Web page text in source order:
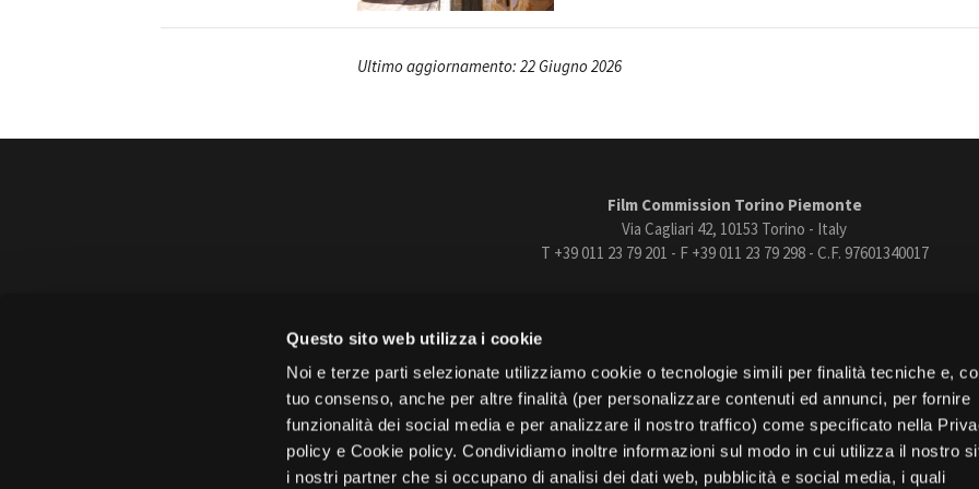
Questo sito web utilizza i cookie
Noi e terze parti selezionate utilizziamo cookie o tecnologie simili per finalità tecniche e,
tuo consenso, anche per altre finalità (per personalizzare contenuti ed annunci, per fornire
funzionalità dei social media e per analizzare il nostro traffico) come specificato nella
policy e Cookie policy. Condividiamo inoltre informazioni sul modo in cui utilizza il nostro
i nostri partner che si occupano di analisi dei dati web, pubblicità e social media, i quali
Ultimo aggiornamento: 22 Giugno 2026
Film Commission Torino Piemonte
Via Cagliari 42, 10153 Torino - Italy
T +39 011 23 79 201 - F +39 011 23 79 298 - C.F. 97601340017
FacebookInstagramYoutubeVimeo